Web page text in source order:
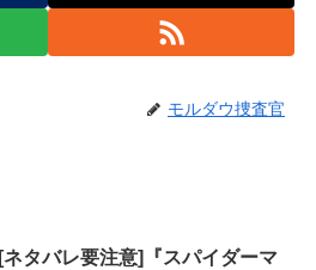
モルダウ捜査官
[ネタバレ要注意]『スパイダーマ